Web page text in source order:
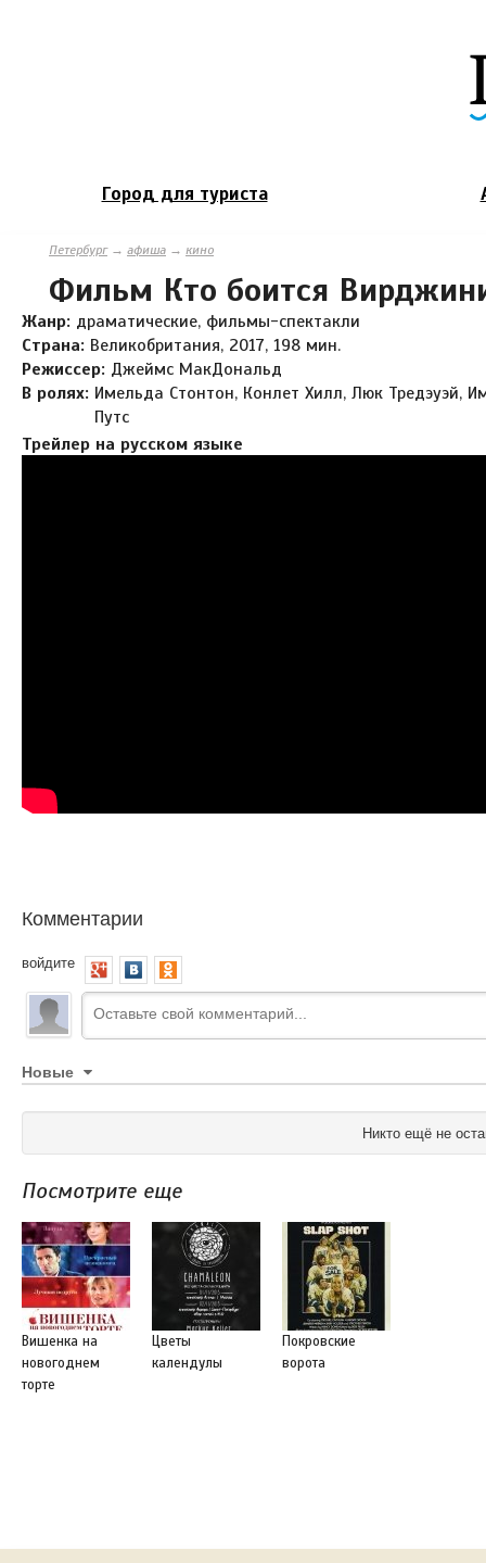
Город для туриста
Петербург→ афиша → кино
Фильм Кто боится
Жанр: драматические, фильмы-спектакли
Страна: Великобритания, 2017, 198 мин.
Режиссер: Джеймс МакДональд
В ролях: Имельда Стонтон, Конлет Хилл, Люк Тредэуэй,
Путс
Трейлер на русском языке
Комментарии
войдите
Новые
Никто ещё не
Посмотрите еще
Вишенка на
новогоднем
торте
Цветы
календулы
Покровские
ворота